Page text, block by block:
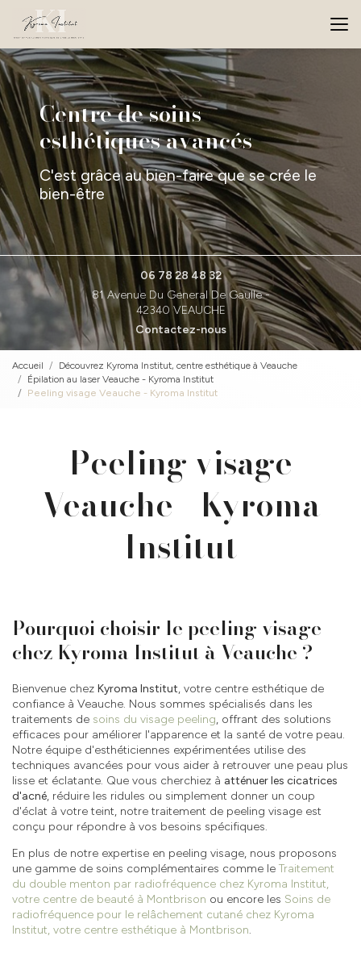
contenu
principal
Centre de soins
esthétiques avancés
C'est grâce au bien-faire que se crée le
bien-être
06 78 28 48 32
81 Avenue Du General De Gaulle -
42340 VEAUCHE
Contactez-nous
Accueil
Découvrez Kyroma Institut, centre esthétique à Veauche
Épilation au laser Veauche - Kyroma Institut
Peeling visage Veauche - Kyroma Institut
Peeling visage
Veauche - Kyroma
Institut
Pourquoi choisir le peeling visage
chez Kyroma Institut à Veauche ?
Bienvenue chez Kyroma Institut, votre centre esthétique de
confiance à Veauche. Nous sommes spécialisés dans les
traitements de soins du visage peeling, offrant des solutions
efficaces pour améliorer l'apparence et la santé de votre peau.
Notre équipe d'esthéticiennes expérimentées utilise des
techniques avancées pour vous aider à retrouver une peau plus
lisse et éclatante. Que vous cherchiez à atténuer les cicatrices
d'acné, réduire les ridules ou simplement donner un coup
d'éclat à votre teint, notre traitement de peeling visage est
conçu pour répondre à vos besoins spécifiques.
En plus de notre expertise en peeling visage, nous proposons
une gamme de soins complémentaires comme le Traitement
du double menton par radiofréquence chez Kyroma Institut,
votre centre de beauté à Montbrison ou encore les Soins de
radiofréquence pour le relâchement cutané chez Kyroma
Institut, votre centre esthétique à Montbrison.